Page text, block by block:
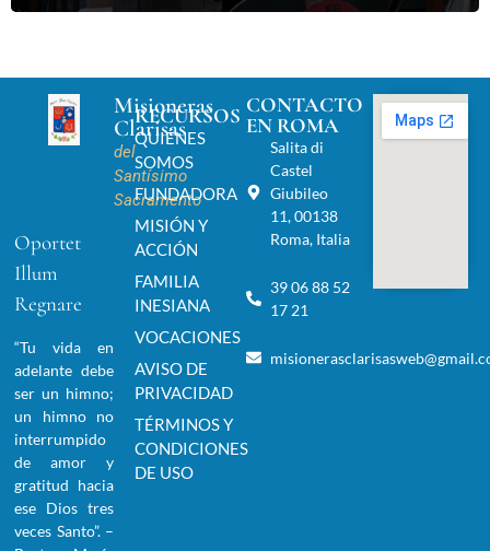
Misioneras
Clarisas
del
Santísimo
Sacramento
Oportet
Illum
Regnare
“Tu vida en
adelante debe
ser un himno;
un himno no
interrumpido
de amor y
gratitud hacia
ese Dios tres
veces Santo”. –
RECURSOS
QUIÉNES
SOMOS
FUNDADORA
MISIÓN Y
ACCIÓN
FAMILIA
INESIANA
VOCACIONES
AVISO DE
PRIVACIDAD
TÉRMINOS Y
CONDICIONES
DE USO
CONTACTO
EN ROMA
Salita di
Castel
Giubileo
11, 00138
Roma, Italia
39 06 88 52
17 21